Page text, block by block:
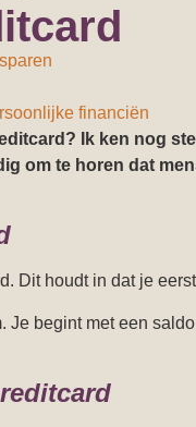
financiën
Ik ken nog
om te horen dat
Dit houdt in dat je
Je begint met een